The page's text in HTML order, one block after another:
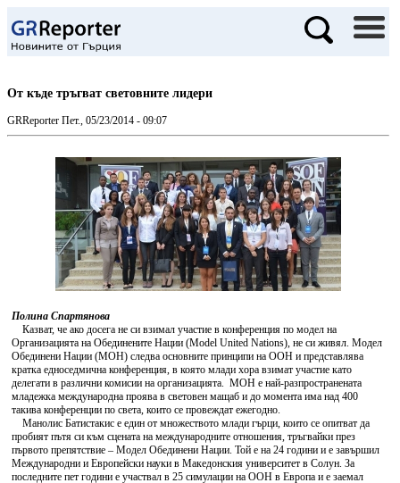
От къде тръгват световните лидери
GRReporter Пет., 05/23/2014 - 09:07
Полина Спартянова
Казват, че ако досега не си взимал участие в конференция по модел на
Организацията на Обединените Нации (Model United Nations), не си живял. Модел
Обединени Нации (МОН) следва основните принципи на ООН и представлява
кратка едноседмична конференция, в която млади хора взимат участие като
делегати в различни комисии на организацията. МОН е най-разпространената
младежка международна проява в световен мащаб и до момента има над 400
такива конференции по света, които се провеждат ежегодно.
Манолис Батистакис е един от множеството млади гърци, които се опитват да
пробият пътя си към сцената на международните отношения, тръгвайки през
първото препятствие – Модел Обединени Нации. Той е на 24 години и е завършил
Mеждународни и Eвропейски науки в Македонския университет в Солун. За
последните пет години е участвал в 25 симулации на ООН в Европа и е заемал